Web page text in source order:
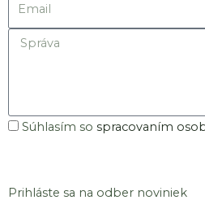
Správa
Súhlas
osobných
Súhlasím so spracovaním
Prihláste sa na odber noviniek